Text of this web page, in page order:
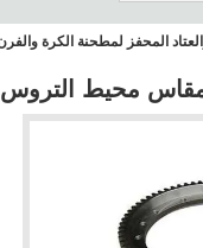
المحفز لمطحنة الكرة والفرن
محيط التروس